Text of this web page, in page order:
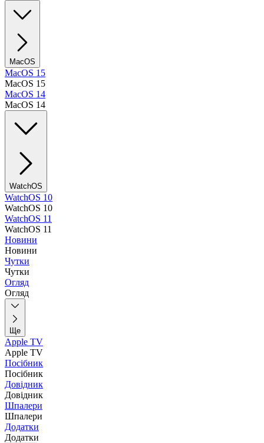
MacOS
MacOS 15
MacOS 15
MacOS 14
MacOS 14
WatchOS
WatchOS 10
WatchOS 10
WatchOS 11
WatchOS 11
Новини
Новини
Чутки
Чутки
Огляд
Огляд
Ще
Apple TV
Apple TV
Посібник
Посібник
Довідник
Довідник
Шпалери
Шпалери
Додатки
Додатки